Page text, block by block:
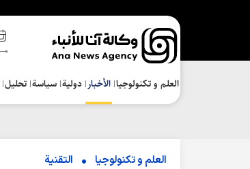
العلم و تکنولوجیا الأخبار دولية سياسة تحلیل
العلم و تکنولوجیا التقنیة